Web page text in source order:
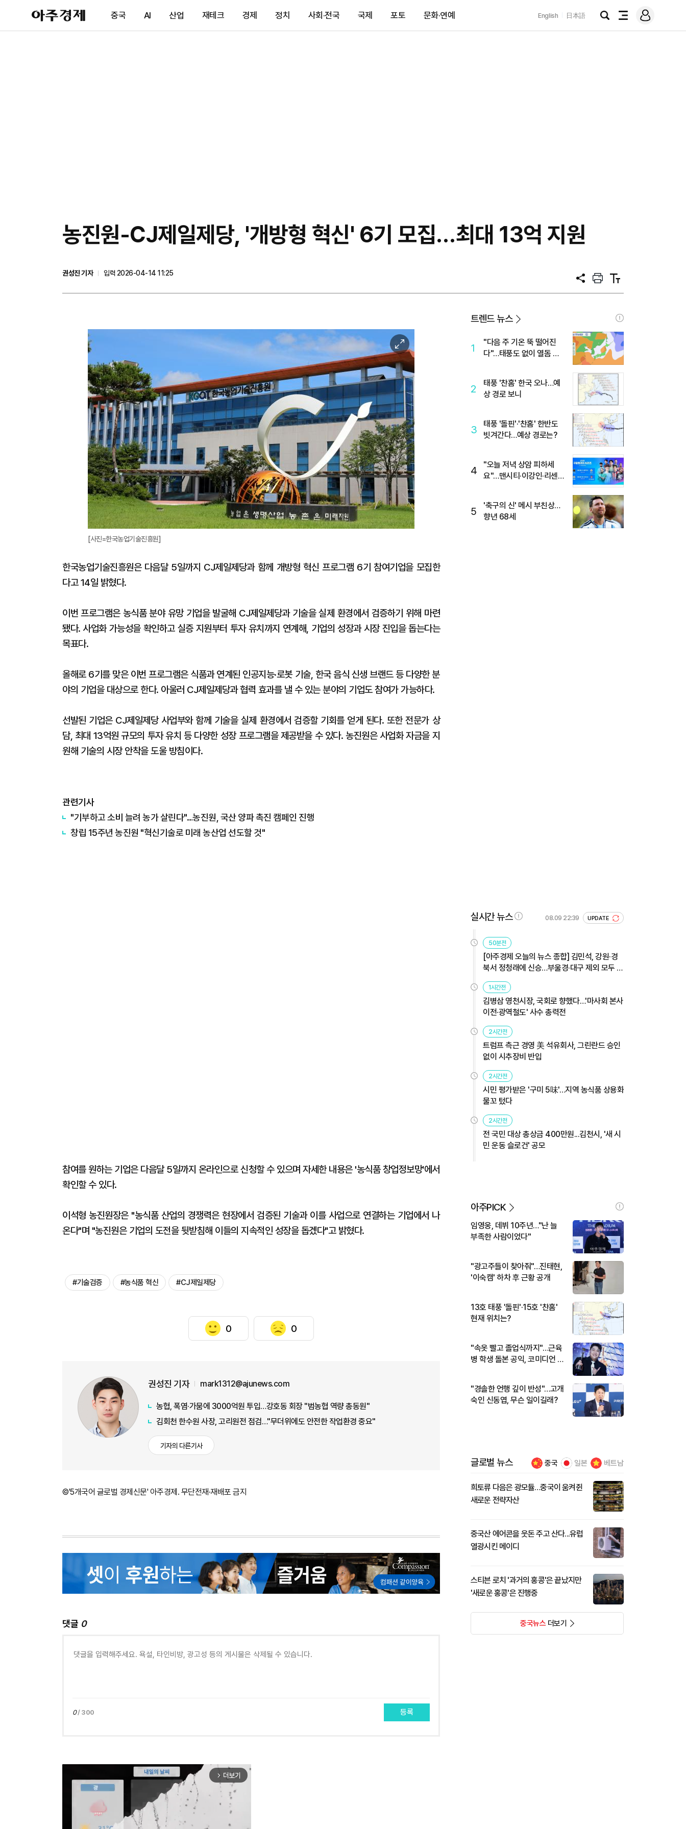
아
주
제
중국 AI 산업 재테크 경제 정치 사회·전국 국제 포토 문화·연예 English 日本語
검
전
메
그
농진원-CJ제일제당, '개방형 혁신' 6기 모집…최대 13억 지원
권성진 기자
입력 2026-04-14 11:25
공
프
트
텍
트
이
미
지
대
[사진=한국농업기술진흥원]
한국농업기술진흥원은 다음달 5일까지 CJ제일제당과 함께 개방형 혁신 프로그램 6기 참여기업을 모집한
다고 14일 밝혔다.
이번 프로그램은 농식품 분야 유망 기업을 발굴해 CJ제일제당과 기술을 실제 환경에서 검증하기 위해 마련
됐다. 사업화 가능성을 확인하고 실증 지원부터 투자 유치까지 연계해, 기업의 성장과 시장 진입을 돕는다는
목표다.
올해로 6기를 맞은 이번 프로그램은 식품과 연계된 인공지능·로봇 기술, 한국 음식 신생 브랜드 등 다양한 분
야의 기업을 대상으로 한다. 아울러 CJ제일제당과 협력 효과를 낼 수 있는 분야의 기업도 참여가 가능하다.
선발된 기업은 CJ제일제당 사업부와 함께 기술을 실제 환경에서 검증할 기회를 얻게 된다. 또한 전문가 상
담, 최대 13억원 규모의 투자 유치 등 다양한 성장 프로그램을 제공받을 수 있다. 농진원은 사업화 자금을 지
원해 기술의 시장 안착을 도울 방침이다.
관련기사
"기부하고 소비 늘려 농가 살린다"…농진원, 국산 양파 촉진 캠페인 진행
창립 15주년 농진원 "혁신기술로 미래 농산업 선도할 것"
참여를 원하는 기업은 다음달 5일까지 온라인으로 신청할 수 있으며 자세한 내용은 '농식품 창업정보망'에서
확인할 수 있다.
이석형 농진원장은 "농식품 산업의 경쟁력은 현장에서 검증된 기술과 이를 사업으로 연결하는 기업에서 나
온다"며 "농진원은 기업의 도전을 뒷받침해 이들의 지속적인 성장을 돕겠다"고 밝혔다.
#기술검증 #농식품 혁신 #CJ제일제당
0 0
권성진 기자 mark1312@ajunews.com
농협, 폭염·가뭄에 3000억원 투입…강호동 회장 "범농협 역량 총동원"
김회천 한수원 사장, 고리원전 점검…"무더위에도 안전한 작업환경 중요"
기자의 다른기사
©'5개국어 글로벌 경제신문' 아주경제. 무단전재·재배포 금지
댓글 0
0/ 300 등록
arrow_forward_ios 더보기
트렌드 뉴스
1
"다음 주 기온 뚝 떨어진
다"…태풍도 없이 열돔 박
2
태풍 '찬홈' 한국 오나…예
상 경로 보니
3
태풍 '돌핀'·'찬홈' 한반도
빗겨간다…예상 경로는?
4
"오늘 저녁 상암 피하세
요"…맨시티·이강인·리센느
5
'축구의 신' 메시 부친상…
향년 68세
실시간 뉴스 08.09 22:39 UPDATE
50분전
[아주경제 오늘의 뉴스 종합] 김민석, 강원·경
북서 정청래에 신승…부울경·대구 제외 모두 웃
었다 外
1시간전
김병삼 영천시장, 국회로 향했다…'마사회 본사
이전·광역철도' 사수 총력전
2시간전
트럼프 측근 경영 美 석유회사, 그린란드 승인
없이 시추장비 반입
2시간전
시민 평가받은 '구미 5味'…지역 농식품 상용화
물꼬 텄다
2시간전
전 국민 대상 총상금 400만원...김천시, '새 시
민 운동 슬로건' 공모
아주PICK
임영웅, 데뷔 10주년…"난 늘
부족한 사람이었다"
"광고주들이 찾아줘"…진태현,
'이숙캠' 하차 후 근황 공개
13호 태풍 '돌핀'·15호 '찬홈'
현재 위치는?
"속옷 빨고 졸업식까지"…근육
병 학생 돌본 공익, 코미디언 김
"경솔한 언행 깊이 반성"…고개
숙인 신동엽, 무슨 일이길래?
글로벌 뉴스 중국 일본 베트남
희토류 다음은 광모듈…중국이 움켜쥔
새로운 전략자산
중국산 에어콘을 웃돈 주고 산다...유럽
열광시킨 메이디
스티븐 로치 '과거의 홍콩'은 끝났지만
'새로운 홍콩'은 진행중
중국뉴스더보기